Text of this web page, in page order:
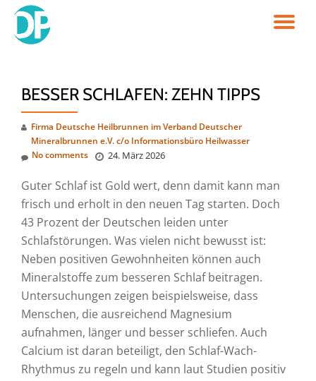
Skip
BESSER SCHLAFEN: ZEHN TIPPS
Firma Deutsche Heilbrunnen im Verband Deutscher
Mineralbrunnen e.V. c/o Informationsbüro Heilwasser
24. März 2026
No comments
Guter Schlaf ist Gold wert, denn damit kann man
frisch und erholt in den neuen Tag starten. Doch
43 Prozent der Deutschen leiden unter
Schlafstörungen. Was vielen nicht bewusst ist:
Neben positiven Gewohnheiten können auch
Mineralstoffe zum besseren Schlaf beitragen.
Untersuchungen zeigen beispielsweise, dass
Menschen, die ausreichend Magnesium
aufnahmen, länger und besser schliefen. Auch
Calcium ist daran beteiligt, den Schlaf-Wach-
Rhythmus zu regeln und kann laut Studien positiv